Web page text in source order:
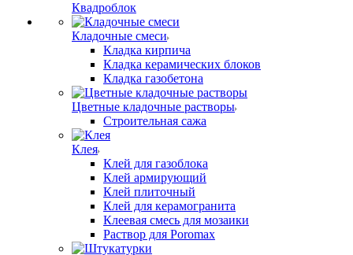
Квадроблок
Кладочные смеси
Кладка кирпича
Кладка керамических блоков
Кладка газобетона
Цветные кладочные растворы
Строительная сажа
Клея
Клей для газоблока
Клей армирующий
Клей плиточный
Клей для керамогранита
Клеевая смесь для мозаики
Раствор для Poromax